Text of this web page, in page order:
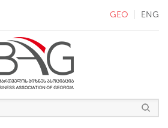
GEO ENG